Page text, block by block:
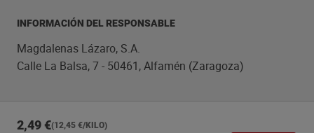
INFORMACIÓN DEL RESPONSABLE
Magdalenas Lázaro, S.A.
Calle La Balsa, 7 - 50461, Alfamén (Zaragoza)
2,49 €(12,45 €/KILO)